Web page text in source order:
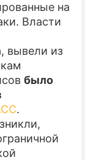
ЖИЗНИ
РЕЛИЗЫ
на
Власти
вывели из
было
.